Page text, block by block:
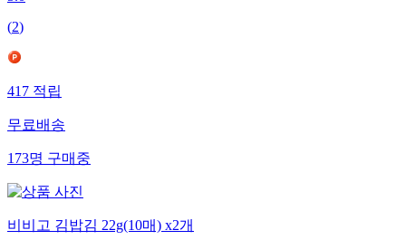
(2)
417적립
무료배송
173명구매중
비비고 김밥김 22g(10매) x2개